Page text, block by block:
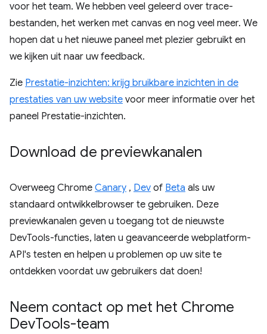
voor het team. We hebben veel geleerd over trace-
bestanden, het werken met canvas en nog veel meer. We
hopen dat u het nieuwe paneel met plezier gebruikt en
we kijken uit naar uw feedback.
Zie Prestatie-inzichten: krijg bruikbare inzichten in de
prestaties van uw website voor meer informatie over het
paneel Prestatie-inzichten.
Download de previewkanalen
Overweeg Chrome Canary , Dev of Beta als uw
standaard ontwikkelbrowser te gebruiken. Deze
previewkanalen geven u toegang tot de nieuwste
DevTools-functies, laten u geavanceerde webplatform-
API's testen en helpen u problemen op uw site te
ontdekken voordat uw gebruikers dat doen!
Neem contact op met het Chrome
DevTools-team